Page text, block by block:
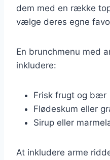
dem med en række
vælge deres egne
En brunchmenu med
inkludere:
Frisk frugt og bær
Flødeskum eller
Sirup eller
At inkludere arme